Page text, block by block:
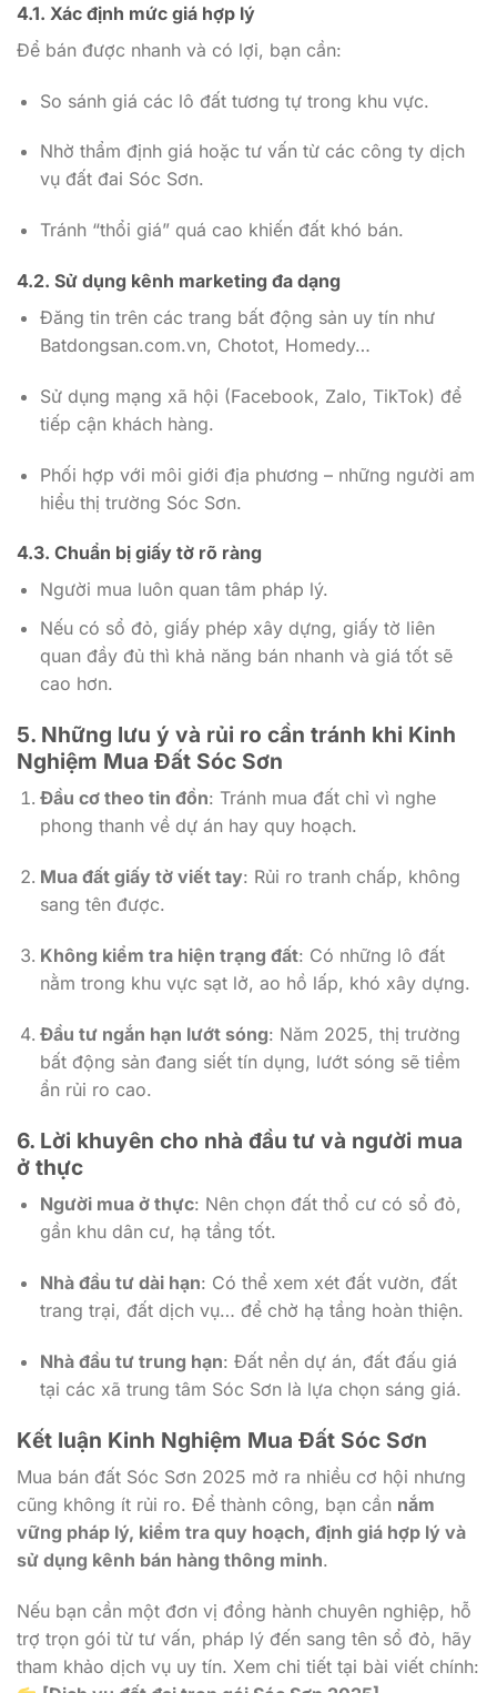
4.1. Xác định mức giá hợp lý
Để bán được nhanh và có lợi, bạn cần:
So sánh giá các lô đất tương tự trong khu vực.
Nhờ thẩm định giá hoặc tư vấn từ các công ty dịch
vụ đất đai Sóc Sơn.
Tránh “thổi giá” quá cao khiến đất khó bán.
4.2. Sử dụng kênh marketing đa dạng
Đăng tin trên các trang bất động sản uy tín như
Batdongsan.com.vn, Chotot, Homedy…
Sử dụng mạng xã hội (Facebook, Zalo, TikTok) để
tiếp cận khách hàng.
Phối hợp với môi giới địa phương – những người am
hiểu thị trường Sóc Sơn.
4.3. Chuẩn bị giấy tờ rõ ràng
Người mua luôn quan tâm pháp lý.
Nếu có sổ đỏ, giấy phép xây dựng, giấy tờ liên
quan đầy đủ thì khả năng bán nhanh và giá tốt sẽ
cao hơn.
5. Những lưu ý và rủi ro cần tránh khi Kinh
Nghiệm Mua Đất Sóc Sơn
Đầu cơ theo tin đồn: Tránh mua đất chỉ vì nghe
phong thanh về dự án hay quy hoạch.
Mua đất giấy tờ viết tay: Rủi ro tranh chấp, không
sang tên được.
Không kiểm tra hiện trạng đất: Có những lô đất
nằm trong khu vực sạt lở, ao hồ lấp, khó xây dựng.
Đầu tư ngắn hạn lướt sóng: Năm 2025, thị trường
bất động sản đang siết tín dụng, lướt sóng sẽ tiềm
ẩn rủi ro cao.
6. Lời khuyên cho nhà đầu tư và người mua
ở thực
Người mua ở thực: Nên chọn đất thổ cư có sổ đỏ,
gần khu dân cư, hạ tầng tốt.
Nhà đầu tư dài hạn: Có thể xem xét đất vườn, đất
trang trại, đất dịch vụ… để chờ hạ tầng hoàn thiện.
Nhà đầu tư trung hạn: Đất nền dự án, đất đấu giá
tại các xã trung tâm Sóc Sơn là lựa chọn sáng giá.
Kết luận Kinh Nghiệm Mua Đất Sóc Sơn
Mua bán đất Sóc Sơn 2025 mở ra nhiều cơ hội nhưng
cũng không ít rủi ro. Để thành công, bạn cần nắm
vững pháp lý, kiểm tra quy hoạch, định giá hợp lý và
sử dụng kênh bán hàng thông minh.
Nếu bạn cần một đơn vị đồng hành chuyên nghiệp, hỗ
trợ trọn gói từ tư vấn, pháp lý đến sang tên sổ đỏ, hãy
tham khảo dịch vụ uy tín. Xem chi tiết tại bài viết chính: